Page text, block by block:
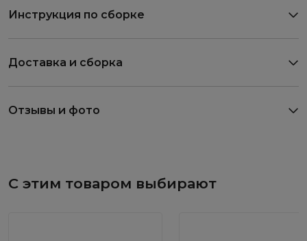
Инструкция по сборке
Доставка и сборка
Отзывы и фото
С этим товаром выбирают